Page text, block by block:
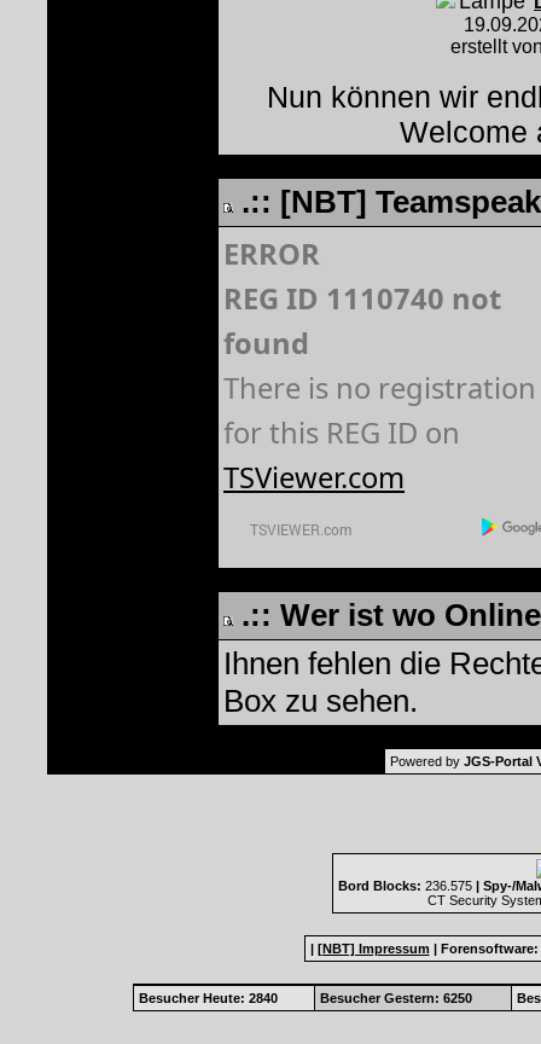
erstellt
Nun können wir
Welcome
.:: [NBT]
ERROR
REG ID 1110740 not
found
There is no registration
for this REG ID on
TSViewer.com
.:: Wer ist wo
Ihnen fehlen die
Box zu sehen.
Powered by JGS-Portal
Bord Blocks: 236.575 | Spy-/
CT Security
| [NBT] Impressum | Forensoftware:
Besucher Heute: 2840 Besucher Gestern: 6250